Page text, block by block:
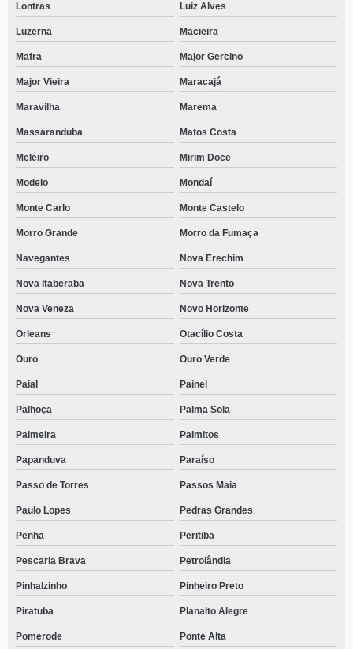
Lontras Luiz Alves
Luzerna Macieira
Mafra Major Gercino
Major Vieira Maracajá
Maravilha Marema
Massaranduba Matos Costa
Meleiro Mirim Doce
Modelo Mondaí
Monte Carlo Monte Castelo
Morro Grande Morro da Fumaça
Navegantes Nova Erechim
Nova Itaberaba Nova Trento
Nova Veneza Novo Horizonte
Orleans Otacílio Costa
Ouro Ouro Verde
Paial Painel
Palhoça Palma Sola
Palmeira Palmitos
Papanduva Paraíso
Passo de Torres Passos Maia
Paulo Lopes Pedras Grandes
Penha Peritiba
Pescaria Brava Petrolândia
Pinhalzinho Pinheiro Preto
Piratuba Planalto Alegre
Pomerode Ponte Alta